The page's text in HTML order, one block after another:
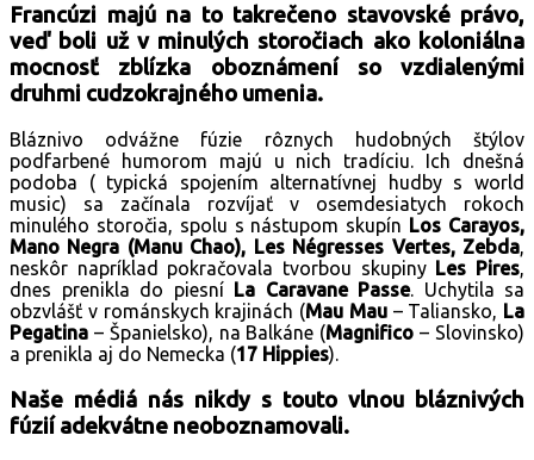
Francúzi majú na to takrečeno stavovské právo,
veď boli už v minulých storočiach ako koloniálna
mocnosť zblízka oboznámení so vzdialenými
druhmi cudzokrajného umenia.
Bláznivo odvážne fúzie rôznych hudobných štýlov
podfarbené humorom majú u nich tradíciu. Ich dnešná
podoba ( typická spojením alternatívnej hudby s world
music) sa začínala rozvíjať v osemdesiatych rokoch
minulého storočia, spolu s nástupom skupín Los Carayos,
Mano Negra (Manu Chao), Les Négresses Vertes, Zebda,
neskôr napríklad pokračovala tvorbou skupiny Les Pires,
dnes prenikla do piesní La Caravane Passe. Uchytila sa
obzvlášť v románskych krajinách (Mau Mau– Taliansko, La
Pegatina – Španielsko), na Balkáne (Magnifico – Slovinsko)
a prenikla aj do Nemecka (17 Hippies).
Naše médiá nás nikdy s touto vlnou bláznivých
fúzií adekvátne neoboznamovali.